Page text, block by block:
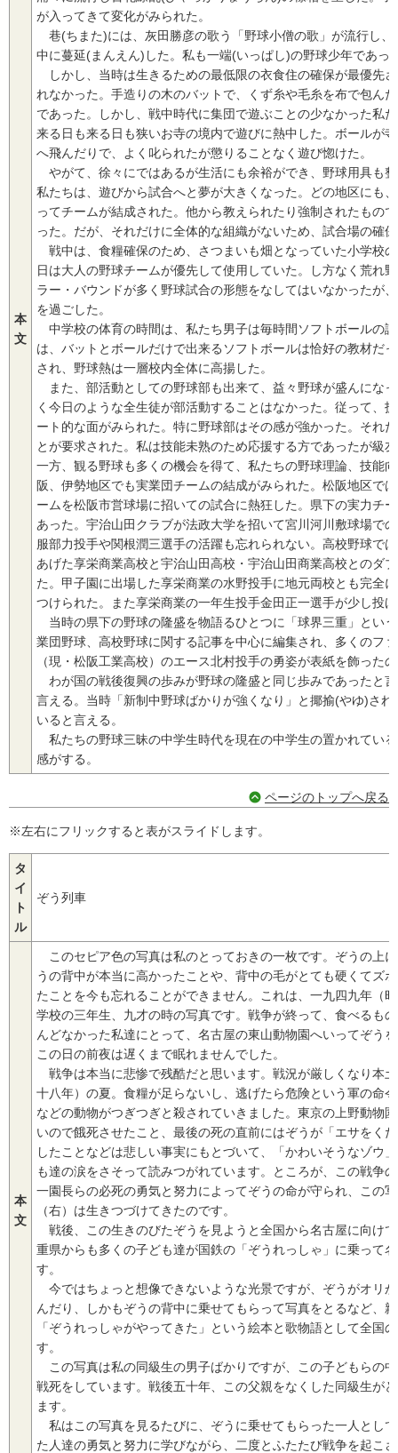
本
文
が入ってきて変化がみられた。
巷(ちまた)には、灰田勝彦の歌う「野球小僧の歌」が流行し
中に蔓延(まんえん)した。私も一端(いっぱし)の野球少年であっ
しかし、当時は生きるための最低限の衣食住の確保が最優先
れなかった。手造りの木のバットで、くず糸や毛糸を布で包ん
であった。しかし、戦中時代に集団で遊ぶことの少なかった私
来る日も来る日も狭いお寺の境内で遊びに熱中した。ボールが
へ飛んだりで、よく叱られたが懲りることなく遊び惚けた。
やがて、徐々にではあるが生活にも余裕ができ、野球用具も
私たちは、遊びから試合へと夢が大きくなった。どの地区にも
ってチームが結成された。他から教えられたり強制されたもの
った。だが、それだけに全体的な組織がないため、試合場の確
戦中は、食糧確保のため、さつまいも畑となっていた小学校
日は大人の野球チームが優先して使用していた。し方なく荒れ
ラー・バウンドが多く野球試合の形態をなしてはいなかったが
を過ごした。
中学校の体育の時間は、私たち男子は毎時間ソフトボールの
は、バットとボールだけで出来るソフトボールは恰好の教材だ
され、野球熱は一層校内全体に高揚した。
また、部活動としての野球部も出来て、益々野球が盛んにな
く今日のような全生徒が部活動することはなかった。従って、
ート的な面がみられた。特に野球部はその感が強かった。それ
とが要求された。私は技能未熟のため応援する方であったが級
一方、観る野球も多くの機会を得て、私たちの野球理論、技能
阪、伊勢地区でも実業団チームの結成がみられた。松阪地区で
ームを松阪市営球場に招いての試合に熱狂した。県下の実力チ
あった。宇治山田クラブが法政大学を招いて宮川河川敷球場で
服部力投手や関根潤三選手の活躍も忘れられない。高校野球で
あげた享栄商業高校と宇治山田高校・宇治山田商業高校とのダ
た。甲子園に出場した享栄商業の水野投手に地元両校とも完全
つけられた。また享栄商業の一年生投手金田正一選手が少し投
当時の県下の野球の隆盛を物語るひとつに「球界三重」とい
業団野球、高校野球に関する記事を中心に編集され、多くのフ
（現・松阪工業高校）のエース北村投手の勇姿が表紙を飾った
わが国の戦後復興の歩みが野球の隆盛と同じ歩みであったと
言える。当時「新制中野球ばかりが強くなり」と揶揄(やゆ)さ
いると言える。
私たちの野球三昧の中学生時代を現在の中学生の置かれてい
感がする。
ページのトップへ戻る
※左右にフリックすると表がスライドします。
タ
イ
ト
ル
ぞう列車
本
文
このセピア色の写真は私のとっておきの一枚です。ぞうの上
うの背中が本当に高かったことや、背中の毛がとても硬くてズ
たことを今も忘れることができません。これは、一九四九年（
学校の三年生、九才の時の写真です。戦争が終って、食べるも
んどなかった私達にとって、名古屋の東山動物園へいってぞう
この日の前夜は遅くまで眠れませんでした。
戦争は本当に悲惨で残酷だと思います。戦況が厳しくなり本
十八年）の夏。食糧が足らないし、逃げたら危険という軍の命
などの動物がつぎつぎと殺されていきました。東京の上野動物
いので餓死させたこと、最後の死の直前にはぞうが「エサをく
したことなどは悲しい事実にもとづいて、「かわいそうなゾウ
も達の涙をさそって読みつがれています。ところが、この戦争
一園長らの必死の勇気と努力によってぞうの命が守られ、この
（右）は生きつづけてきたのです。
戦後、この生きのびたぞうを見ようと全国から名古屋に向け
重県からも多くの子ども達が国鉄の「ぞうれっしゃ」に乗って
す。
今ではちょっと想像できないような光景ですが、ぞうがオリ
んだり、しかもぞうの背中に乗せてもらって写真をとるなど、
「ぞうれっしゃがやってきた」という絵本と歌物語として全国
す。
この写真は私の同級生の男子ばかりですが、この子どもらの
戦死をしています。戦後五十年、この父親をなくした同級生が
ます。
私はこの写真を見るたびに、ぞうに乗せてもらった一人とし
た人達の勇気と努力に学びながら、二度とふたたび戦争を起こ